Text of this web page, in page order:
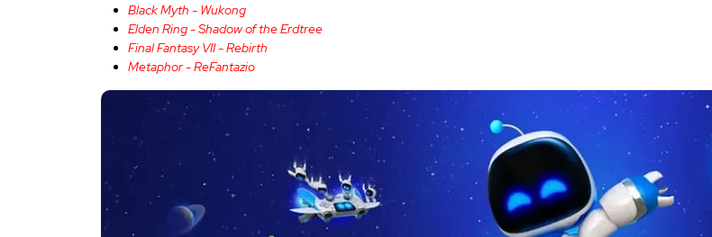
Black Myth - Wukong
Elden Ring - Shadow of the Erdtree
Final Fantasy VII - Rebirth
Metaphor - ReFantazio